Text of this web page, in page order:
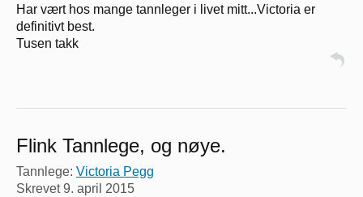
Har vært hos mange tannleger i livet mitt...Victoria er
definitivt best.
Tusen takk
Flink Tannlege, og nøye.
Tannlege: Victoria Pegg
Skrevet9. april 2015